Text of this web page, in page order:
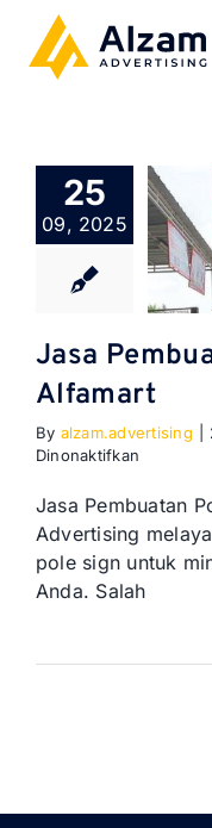
content
TENTANG
SPESIALISASI
GALERI
KONTAK
BLOG
25
09, 2025
Jasa
Alfamart
By alzam.advertising
Dinonaktifkan
Sign
Alfamart
Jasa Pembuatan
Advertising
pole sign untuk
Anda. Salah